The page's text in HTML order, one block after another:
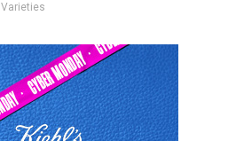
Varieties